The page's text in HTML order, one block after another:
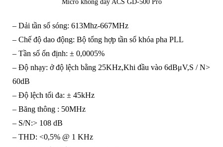
– Dải tần số sóng: 613Mhz-667MHz
– Chế độ dao động: Bộ tổng hợp tần số khóa pha PLL
– Tần số ổn định: ± 0,0005%
– Độ nhạy: ở độ lệch bằng 25KHz,Khi đầu vào 6dBμV,S / N>
60dB
– Độ lệch tối đa: ± 45kHz
– Băng thông : 50MHz
– S/N:> 108 dB
– THD: <0,5% @ 1 KHz